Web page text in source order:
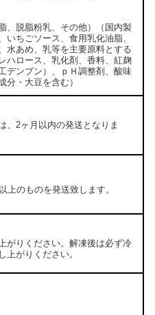
、脱脂粉乳、その他）（国内製
いちごソース、食用乳化油脂、
水あめ、乳等を主要原料とする
ハロース、乳化剤、香料、紅麹
デンプン）、ｐＨ調整剤、酸味
分・大豆を含む）
、2ヶ月以内の発送となりま
のものを発送致します。
がりください。解凍後は必ず冷
上がりください。